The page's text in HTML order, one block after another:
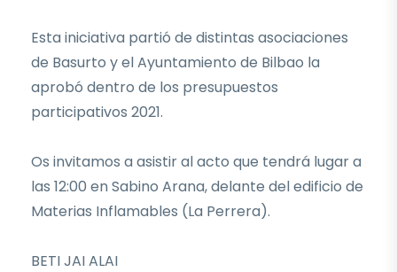
Esta iniciativa partió de distintas asociaciones
de Basurto y el Ayuntamiento de Bilbao la
aprobó dentro de los presupuestos
participativos 2021.
Os invitamos a asistir al acto que tendrá lugar a
las 12:00 en Sabino Arana, delante del edificio de
Materias Inflamables (La Perrera).
BETI JAI ALAI